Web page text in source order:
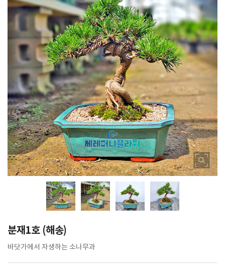
분재1호 (해송)
바닷가에서 자생하는 소나무과